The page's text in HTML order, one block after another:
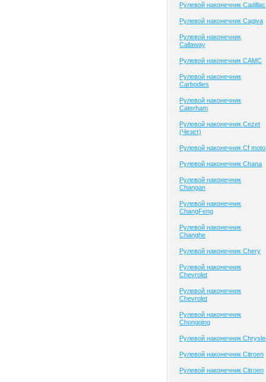
Рулевой наконечник Cadillac
Рулевой наконечник Cagiva
Рулевой наконечник
Callaway
Рулевой наконечник CAMC
Рулевой наконечник
Carbodies
Рулевой наконечник
Caterham
Рулевой наконечник Cezet
(Чезет)
Рулевой наконечник Cf moto
Рулевой наконечник Chana
Рулевой наконечник
Changan
Рулевой наконечник
ChangFeng
Рулевой наконечник
Changhe
Рулевой наконечник Chery
Рулевой наконечник
Chevrolet
Рулевой наконечник
Chevrolet
Рулевой наконечник
Chongqing
Рулевой наконечник
Рулевой наконечник Citroen
Рулевой наконечник Citroen